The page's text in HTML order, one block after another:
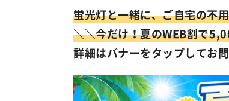
蛍光灯と一緒に、ご自宅の不
＼＼今だけ！夏のWEB割で
詳細はバナーをタップしてお